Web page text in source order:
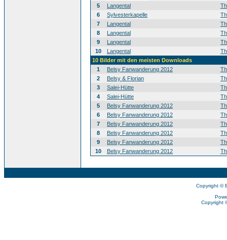
5
Langental
6
Sylvesterkapelle
7
Langental
8
Langental
9
Langental
10
Langental
10 Bilder mit den meisten Downloads
1
Belsy Fanwanderung 2012
2
Belsy & Florian
3
Salei-Hütte
4
Salei-Hütte
5
Belsy Fanwanderung 2012
6
Belsy Fanwanderung 2012
7
Belsy Fanwanderung 2012
8
Belsy Fanwanderung 2012
9
Belsy Fanwanderung 2012
10
Belsy Fanwanderung 2012
Copyright ©
Copyright